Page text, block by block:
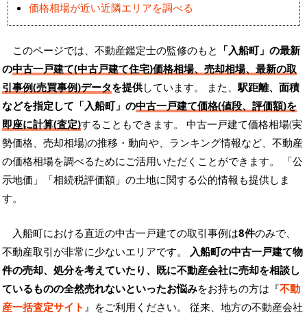
価格相場が近い近隣エリアを調べる
このページでは、不動産鑑定士の監修のもと 「入船町」の最新
の中古一戸建て(中古戸建て住宅)価格相場、売却相場、最新の取
引事例(売買事例)データを提供しています。 また、駅距離、面積
などを指定して「入船町」の中古一戸建て価格(値段、評価額)を
即座に計算(査定)することもできます。 中古一戸建て価格相場(実
勢価格、売却相場)の推移・動向や、ランキング情報など、不動産
の価格相場を調べるためにご活用いただくことができます。
「公
示地価」「相続税評価額」の土地に関する公的情報も提供しま
す。
入船町における直近の中古一戸建ての取引事例は8件のみで、
不動産取引が非常に少ないエリアです。 入船町の中古一戸建て物
件の売却、処分を考えていたり、既に不動産会社に売却を相談し
ているものの全然売れないといったお悩みをお持ちの方は『不動
産一括査定サイト 』をご利用ください。 従来、地方の不動産会社